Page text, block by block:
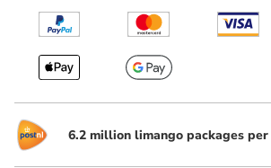
6.2 million limango packages per